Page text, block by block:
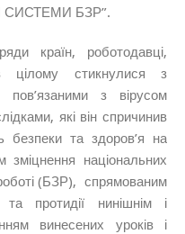
СИСТЕМИ БЗР”.
країн, роботодавці,
цілому стикнулися з
пов’язаними з вірусом
які він спричинив
безпеки та здоров’я на
зміцнення національних
(БЗР), спрямованим
та протидії нинішнім і
винесених уроків і